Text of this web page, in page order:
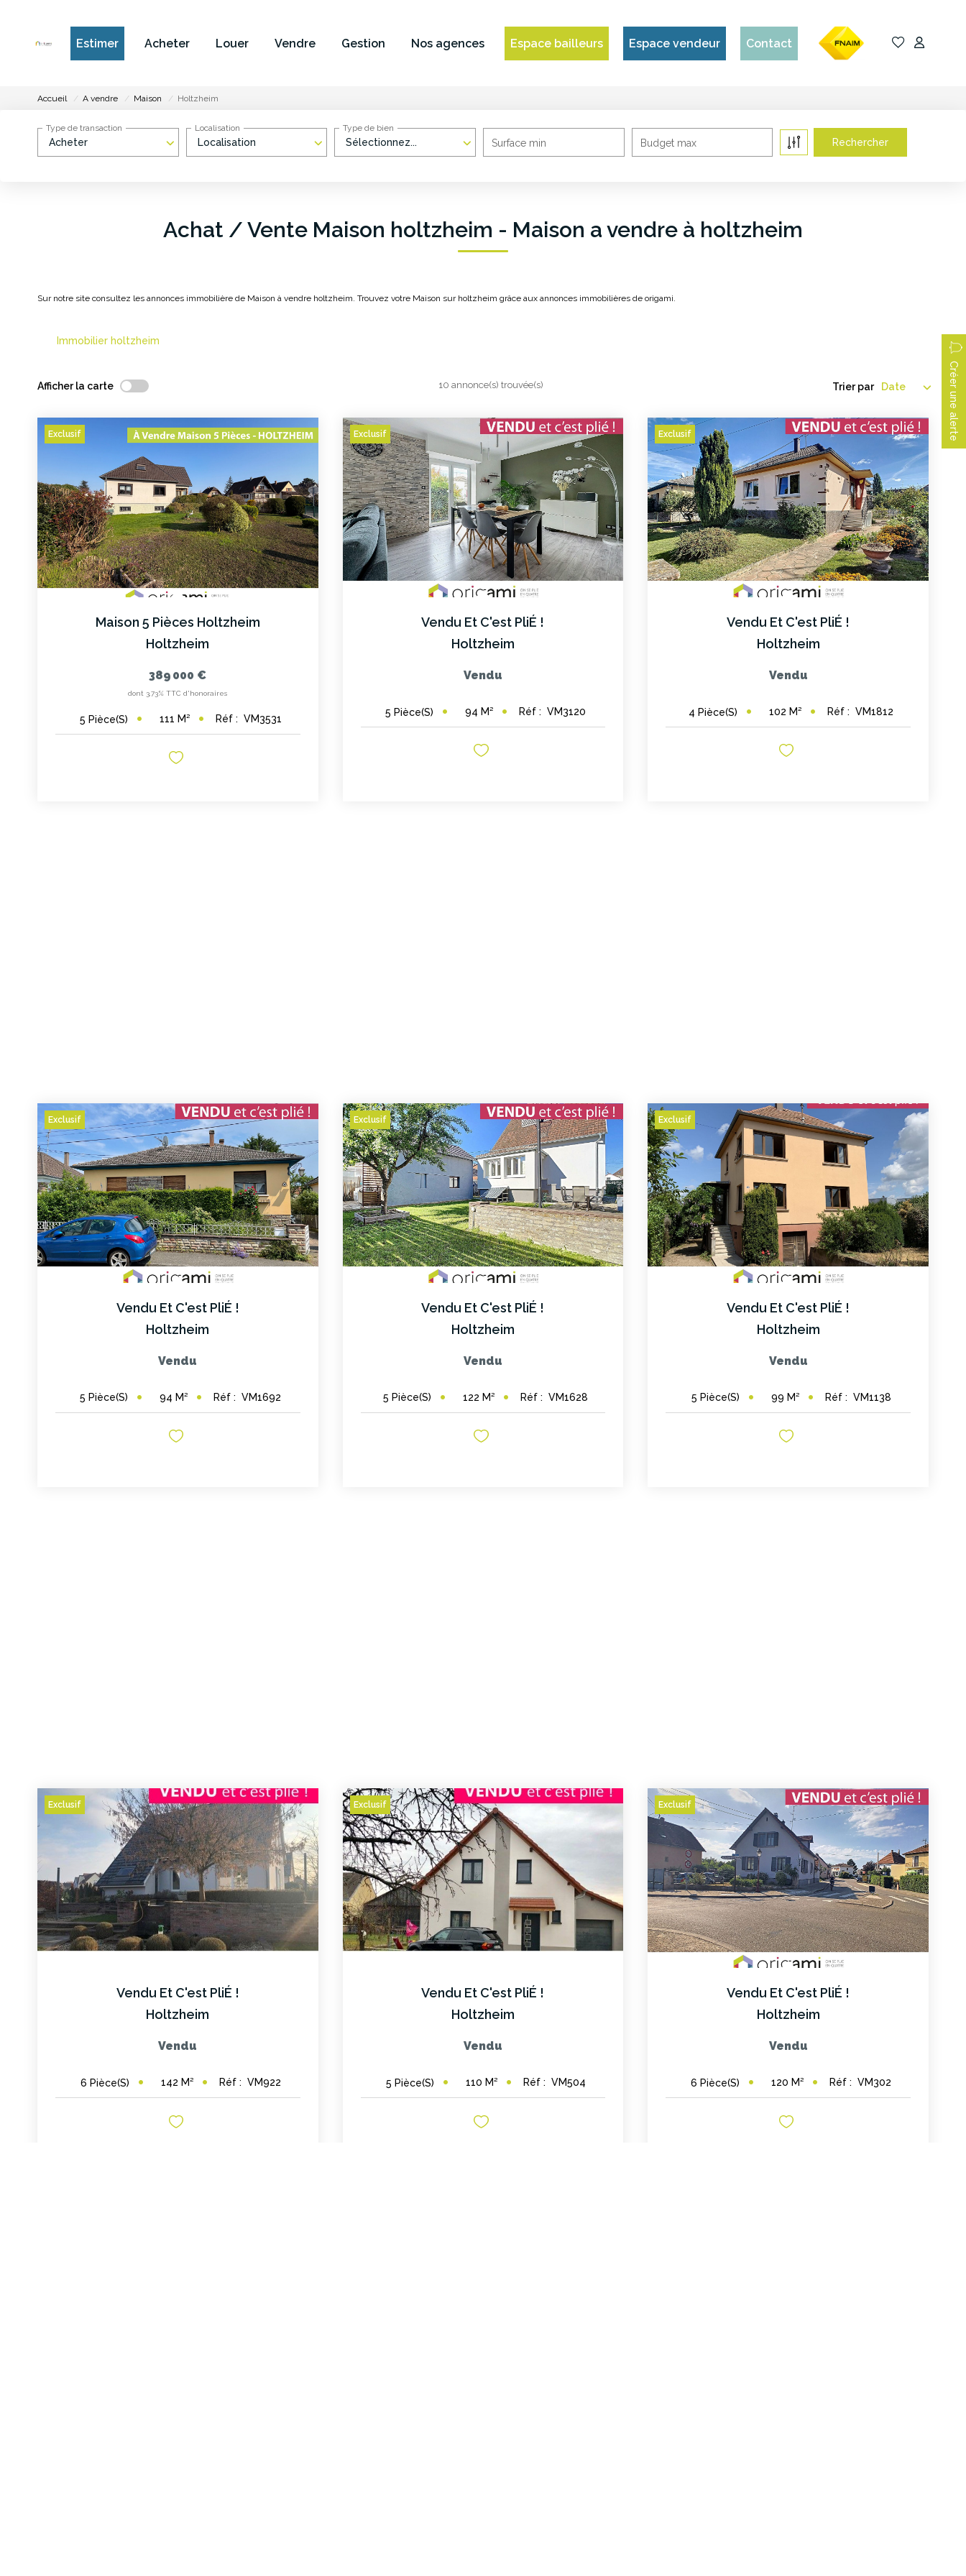
Estimer Acheter Louer Vendre Gestion Nos agences Espace bailleurs Espace vendeur Contact
Accueil A vendre Maison Holtzheim
Acheter
Type de transaction
Localisation
Localisation
Sélectionnez...
Type de bien
Surface min Budget max
Achat / Vente Maison holtzheim - Maison a vendre à holtzheim
Sur notre site consultez les annonces immobilière de Maison à vendre holtzheim. Trouvez votre Maison sur holtzheim grâce aux annonces immobilières de origami.
Immobilier holtzheim
Créer une alerte
Afficher la carte 10 annonce(s) trouvée(s) Trier par
Exclusif
Maison 5 Pièces Holtzheim
Holtzheim
389 000 €
dont 3,73% TTC d'honoraires
5 Pièce(s) 111 M² Réf : VM3531
Exclusif
Vendu Et C'est PliÉ !
Holtzheim
Vendu
5Pièce(s) 94 M² Réf : VM3120
Exclusif
Vendu Et C'est PliÉ !
Holtzheim
Vendu
4Pièce(s) 102 M² Réf : VM1812
Exclusif
Vendu Et C'est PliÉ !
Holtzheim
Vendu
5 Pièce(s) 94M² Réf : VM1692
Exclusif
Vendu Et C'est PliÉ !
Holtzheim
Vendu
5 Pièce(s) 122M² Réf : VM1628
Exclusif
Vendu Et C'est PliÉ !
Holtzheim
Vendu
5 Pièce(s) 99 M² Réf : VM1138
Exclusif
Vendu Et C'est PliÉ !
Holtzheim
Vendu
6 Pièce(s) 142 M² Réf : VM922
Exclusif
Vendu Et C'est PliÉ !
Holtzheim
Vendu
5 Pièce(s) 110 M² Réf : VM504
Exclusif
Vendu Et C'est PliÉ !
Holtzheim
Vendu
6 Pièce(s) 120 M² Réf : VM302